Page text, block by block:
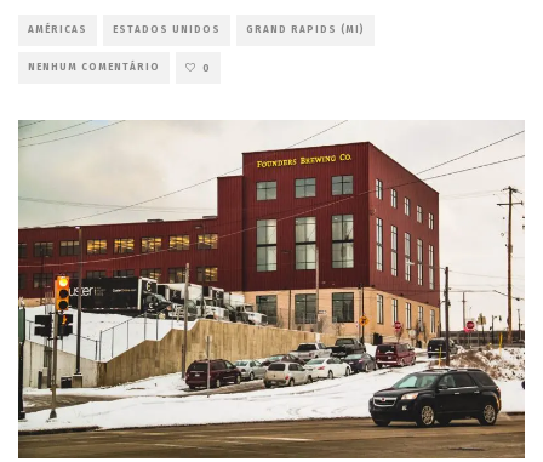
AMÉRICAS ESTADOS UNIDOS GRAND RAPIDS (MI)
NENHUM COMENTÁRIO 0